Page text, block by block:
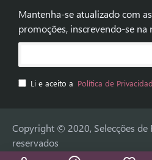
Mantenha-se atualizado com
promoções, inscrevendo-se na
Li e aceito a Política de
Copyright © 2020, Selecções de
reservados